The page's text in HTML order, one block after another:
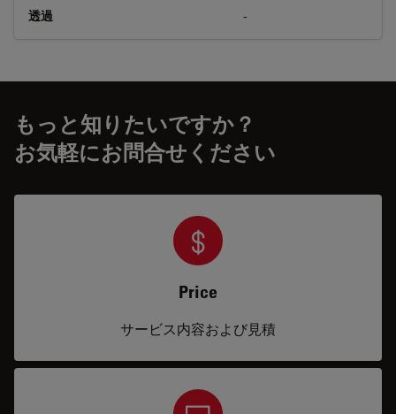
透過 -
もっと知りたいですか？
お気軽にお問合せください
Price
サービス内容および見積